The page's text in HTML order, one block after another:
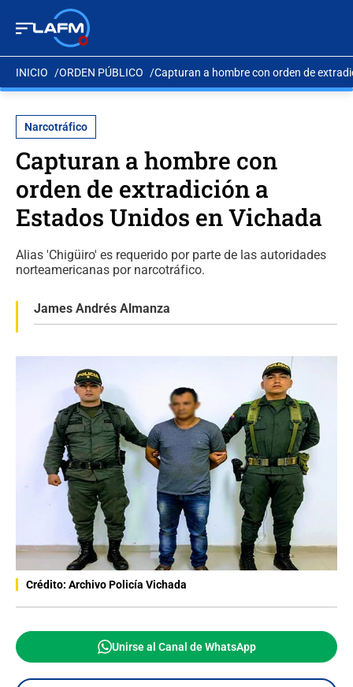
INICIO ORDEN PÚBLICO Capturan a hombre con orden de
Narcotráfico
Capturan a hombre con
orden de extradición a
Estados Unidos en Vichada
Alias 'Chigüiro' es requerido por parte de las autoridades
norteamericanas por narcotráfico.
James Andrés Almanza
Crédito: Archivo Policía Vichada
Unirse al Canal de WhatsApp